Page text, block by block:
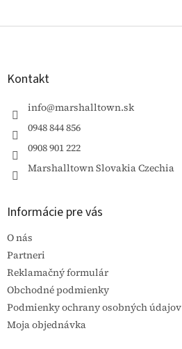
Z
Kontakt
info@marshalltown.sk
0948 844 856
0908 901 222
Marshalltown Slovakia Czechia
Informácie pre vás
O nás
Partneri
Reklamačný formulár
Obchodné podmienky
Podmienky ochrany osobných údajov
Moja objednávka